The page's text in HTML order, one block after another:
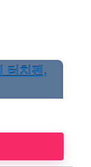
터치펜,